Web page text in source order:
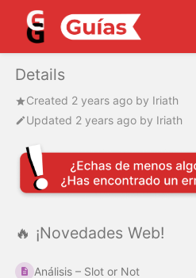
Details
Created 2 years ago by Iriath
Updated 2 years ago by Iriath
🔥 ¡Novedades Web!
Análisis – Slot or Not